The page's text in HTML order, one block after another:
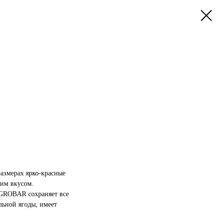
ярко-красные
вкусом.
сохраняет все
ягоды, имеет